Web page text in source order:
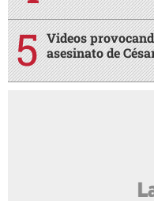
Videos
asesinato de